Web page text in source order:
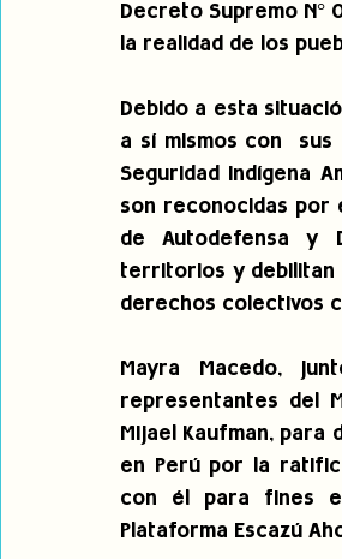
Decreto Supremo N°
la realidad de los
Debido a esta
a sí mismos con
Seguridad Indígena
son reconocidas por
de Autodefensa y
territorios y debilitan
derechos colectivos
Mayra Macedo,
representantes del
Mijael Kaufman,
en Perú por la
con él para fines
Plataforma Escazú